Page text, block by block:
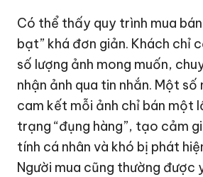
Có thể thấy quy trình mua bán
bạt” khá đơn giản. Khách chỉ
số lượng ảnh mong muốn,
nhận ảnh qua tin nhắn. Một số
cam kết mỗi ảnh chỉ bán một
trạng “đụng hàng”, tạo cảm
tính cá nhân và khó bị phát
Người mua cũng thường được